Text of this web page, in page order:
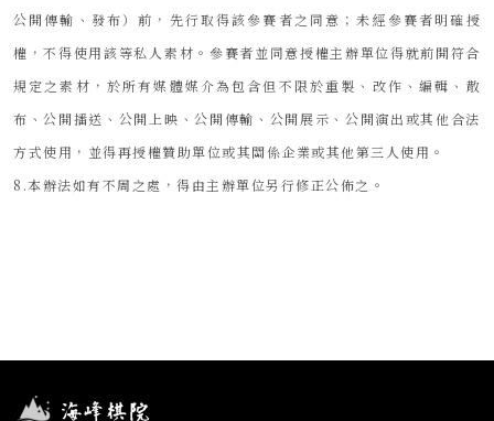
公開傳輸、發布）前，先行取得該參賽者之同意；未經參賽者明確授
權，不得使用該等私人素材。參賽者並同意授權主辦單位得就前開符合
規定之素材，於所有媒體媒介為包含但不限於重製、改作、編輯、散
布、公開播送、公開上映、公開傳輸、公開展示、公開演出或其他合法
方式使用，並得再授權贊助單位或其關係企業或其他第三人使用。
8.本辦法如有不周之處，得由主辦單位另行修正公佈之。